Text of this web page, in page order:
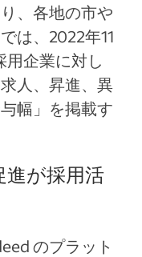
、各地の市や
は、2022年11
用企業に対し
人、昇進、異
幅」を掲載す
が採用活
のプラット